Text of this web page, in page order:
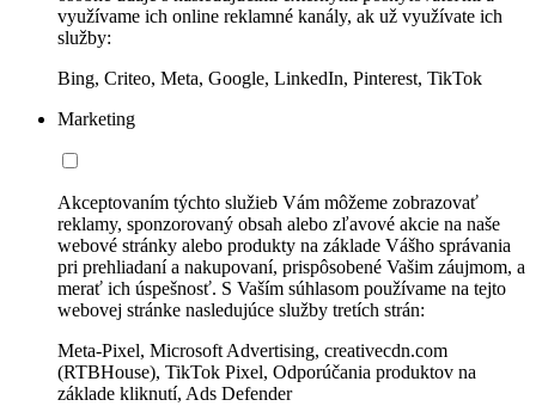
využívame ich online reklamné kanály, ak už využívate ich
služby:
Bing, Criteo, Meta, Google, LinkedIn, Pinterest, TikTok
Marketing
Akceptovaním týchto služieb Vám môžeme zobrazovať
reklamy, sponzorovaný obsah alebo zľavové akcie na naše
webové stránky alebo produkty na základe Vášho správania
pri prehliadaní a nakupovaní, prispôsobené Vašim záujmom, a
merať ich úspešnosť. S Vaším súhlasom používame na tejto
webovej stránke nasledujúce služby tretích strán:
Meta-Pixel, Microsoft Advertising, creativecdn.com
(RTBHouse), TikTok Pixel, Odporúčania produktov na
základe kliknutí, Ads Defender